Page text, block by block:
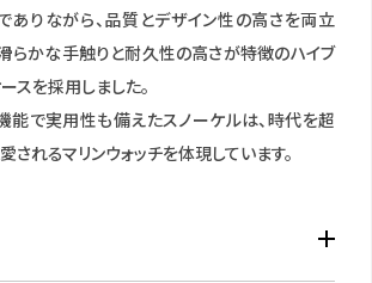
りながら、品質とデザイン性の高さを両立
らかな手触りと耐久性の高さが特徴のハイブ
スを採用しました。
能で実用性も備えたスノーケルは、時代を超
されるマリンウォッチを体現しています。